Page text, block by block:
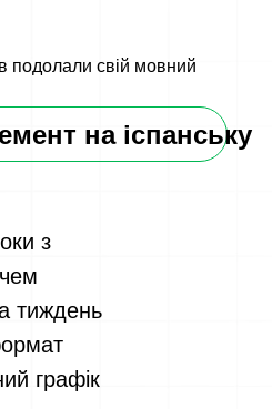
на іспанську
з
тиждень
графік
подолали свій мовний